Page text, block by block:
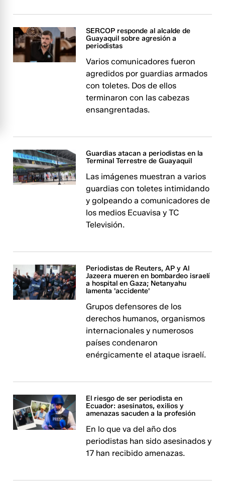
SERCOP responde al alcalde de
Guayaquil sobre agresión a
periodistas
Varios comunicadores fueron
agredidos por guardias armados
con toletes. Dos de ellos
terminaron con las cabezas
ensangrentadas.
Guardias atacan a periodistas en la
Terminal Terrestre de Guayaquil
Las imágenes muestran a varios
guardias con toletes intimidando
y golpeando a comunicadores de
los medios Ecuavisa y TC
Televisión.
Periodistas de Reuters, AP y Al
Jazeera mueren en bombardeo israelí
a hospital en Gaza; Netanyahu
lamenta 'accidente'
Grupos defensores de los
derechos humanos, organismos
internacionales y numerosos
países condenaron
enérgicamente el ataque israelí.
El riesgo de ser periodista en
Ecuador: asesinatos, exilios y
amenazas sacuden a la profesión
En lo que va del año dos
periodistas han sido asesinados y
17 han recibido amenazas.